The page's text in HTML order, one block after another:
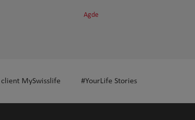
Agde
client MySwisslife #YourLife Stories